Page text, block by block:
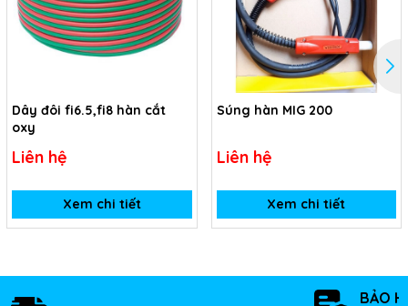
Dây đôi fi6.5,fi8 hàn cắt
oxy
Liên hệ
Xem chi tiết
Súng hàn MIG 200
Liên hệ
Xem chi tiết
BẢO